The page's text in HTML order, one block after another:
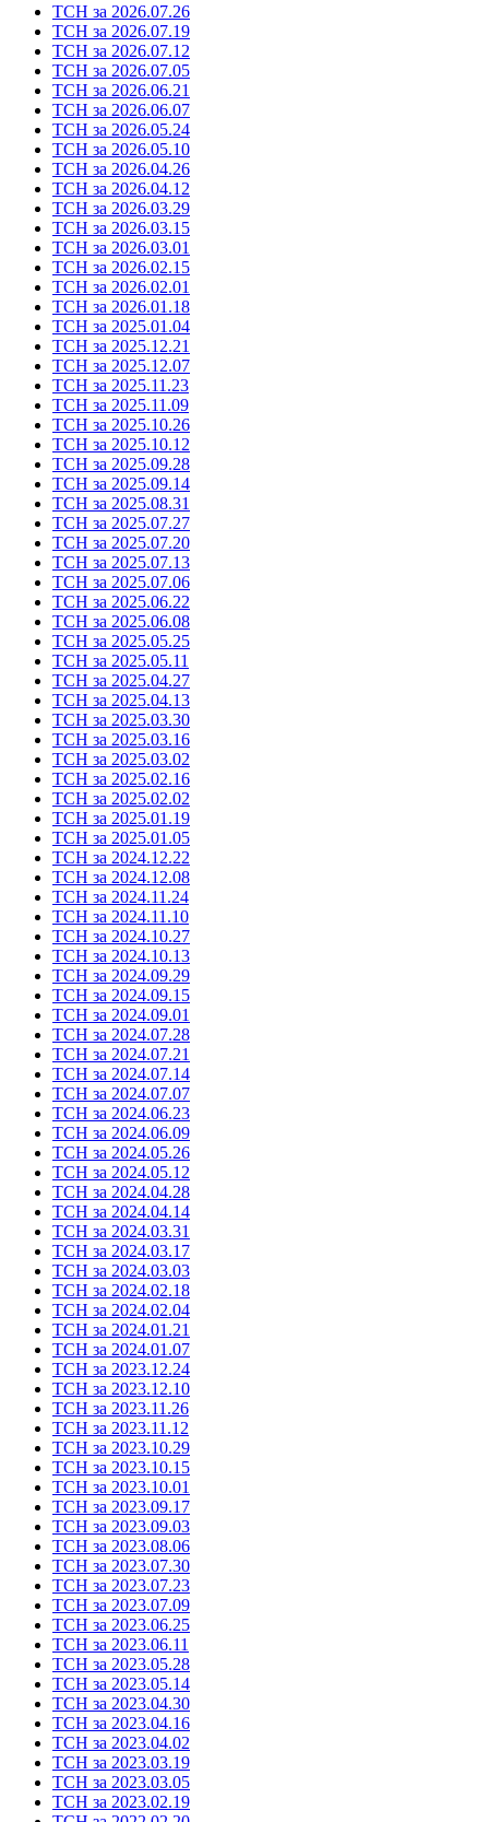
ТСН за 2026.07.26
ТСН за 2026.07.19
ТСН за 2026.07.12
ТСН за 2026.07.05
ТСН за 2026.06.21
ТСН за 2026.06.07
ТСН за 2026.05.24
ТСН за 2026.05.10
ТСН за 2026.04.26
ТСН за 2026.04.12
ТСН за 2026.03.29
ТСН за 2026.03.15
ТСН за 2026.03.01
ТСН за 2026.02.15
ТСН за 2026.02.01
ТСН за 2026.01.18
ТСН за 2025.01.04
ТСН за 2025.12.21
ТСН за 2025.12.07
ТСН за 2025.11.23
ТСН за 2025.11.09
ТСН за 2025.10.26
ТСН за 2025.10.12
ТСН за 2025.09.28
ТСН за 2025.09.14
ТСН за 2025.08.31
ТСН за 2025.07.27
ТСН за 2025.07.20
ТСН за 2025.07.13
ТСН за 2025.07.06
ТСН за 2025.06.22
ТСН за 2025.06.08
ТСН за 2025.05.25
ТСН за 2025.05.11
ТСН за 2025.04.27
ТСН за 2025.04.13
ТСН за 2025.03.30
ТСН за 2025.03.16
ТСН за 2025.03.02
ТСН за 2025.02.16
ТСН за 2025.02.02
ТСН за 2025.01.19
ТСН за 2025.01.05
ТСН за 2024.12.22
ТСН за 2024.12.08
ТСН за 2024.11.24
ТСН за 2024.11.10
ТСН за 2024.10.27
ТСН за 2024.10.13
ТСН за 2024.09.29
ТСН за 2024.09.15
ТСН за 2024.09.01
ТСН за 2024.07.28
ТСН за 2024.07.21
ТСН за 2024.07.14
ТСН за 2024.07.07
ТСН за 2024.06.23
ТСН за 2024.06.09
ТСН за 2024.05.26
ТСН за 2024.05.12
ТСН за 2024.04.28
ТСН за 2024.04.14
ТСН за 2024.03.31
ТСН за 2024.03.17
ТСН за 2024.03.03
ТСН за 2024.02.18
ТСН за 2024.02.04
ТСН за 2024.01.21
ТСН за 2024.01.07
ТСН за 2023.12.24
ТСН за 2023.12.10
ТСН за 2023.11.26
ТСН за 2023.11.12
ТСН за 2023.10.29
ТСН за 2023.10.15
ТСН за 2023.10.01
ТСН за 2023.09.17
ТСН за 2023.09.03
ТСН за 2023.08.06
ТСН за 2023.07.30
ТСН за 2023.07.23
ТСН за 2023.07.09
ТСН за 2023.06.25
ТСН за 2023.06.11
ТСН за 2023.05.28
ТСН за 2023.05.14
ТСН за 2023.04.30
ТСН за 2023.04.16
ТСН за 2023.04.02
ТСН за 2023.03.19
ТСН за 2023.03.05
ТСН за 2023.02.19